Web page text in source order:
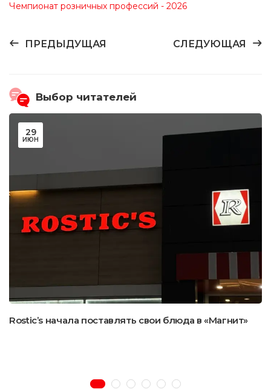
Чемпионат розничных профессий - 2026
ПРЕДЫДУЩАЯ СЛЕДУЮЩАЯ
Выбор читателей
29
ИЮН
Rostic’s начала поставлять свои блюда в «Магнит»